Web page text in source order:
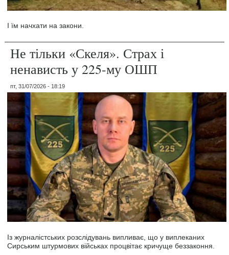
І їм начхати на закони.
Не тільки «Скеля». Страх і
ненависть у 225-му ОШП
пт, 31/07/2026 - 18:19
Із журналістських розслідувань випливає, що у виплеканих
Сирським штурмових військах процвітає кричуще беззаконня.